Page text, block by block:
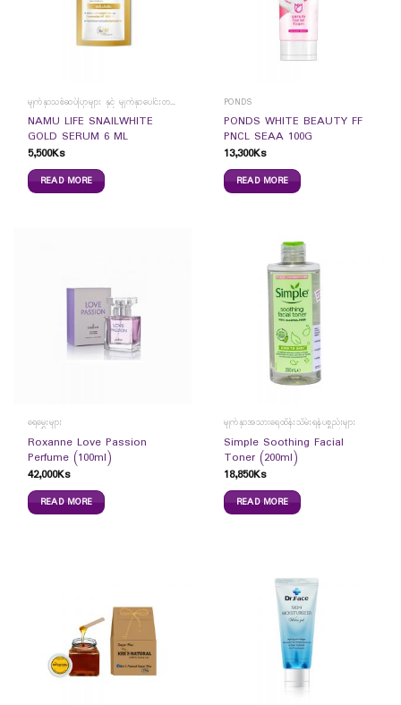
မျက်နှာသစ်ဆပ်ပြာများ နှင့် မျက်နှာပေါင်းတင်ကပ်ခွာများ
NAMU LIFE SNAILWHITE
GOLD SERUM 6 ML
5,500Ks
READ MORE
PONDS
PONDS WHITE BEAUTY FF
PNCL SEAA 100G
13,300Ks
READ MORE
ရေမွှေးများ
Roxanne Love Passion
Perfume (100ml)
42,000Ks
READ MORE
မျက်နှာအသားရေထိန်းသိမ်းရန်ပစ္စည်းများ
Simple Soothing Facial
Toner (200ml)
18,850Ks
READ MORE